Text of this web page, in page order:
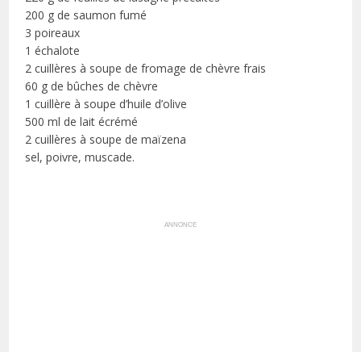
200 g de saumon fumé
3 poireaux
1 échalote
2 cuillères à soupe de fromage de chèvre frais
60 g de bûches de chèvre
1 cuillère à soupe d’huile d’olive
500 ml de lait écrémé
2 cuillères à soupe de maïzena
sel, poivre, muscade.
ANNONCE